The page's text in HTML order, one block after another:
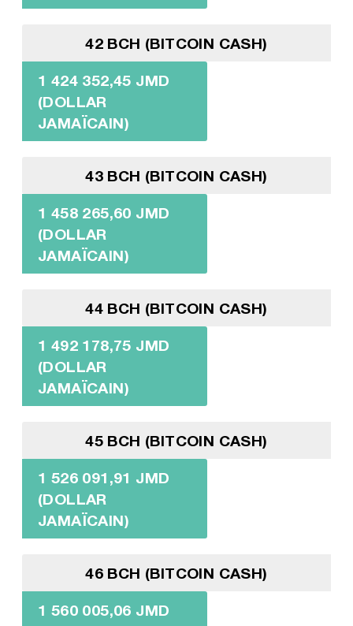
42 BCH (BITCOIN CASH)
1 424 352,45 JMD
(DOLLAR
JAMAÏCAIN)
43 BCH (BITCOIN CASH)
1 458 265,60 JMD
(DOLLAR
JAMAÏCAIN)
44 BCH (BITCOIN CASH)
1 492 178,75 JMD
(DOLLAR
JAMAÏCAIN)
45 BCH (BITCOIN CASH)
1 526 091,91 JMD
(DOLLAR
JAMAÏCAIN)
46 BCH (BITCOIN CASH)
1 560 005,06 JMD